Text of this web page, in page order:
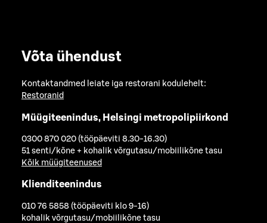
Võta ühendust
Kontaktandmed leiate iga restorani kodulehelt:
Restoranid
Müügiteenindus, Helsingi metropolipiirkond
0300 870 020 (tööpäeviti 8.30-16.30)
51 senti/kõne + kohalik võrgutasu/mobiilikõne tasu
Kõik müügiteenused
Klienditeenindus
010 76 5858 (tööpäeviti klo 9-16)
kohalik võrgutasu/mobiilikõne tasu